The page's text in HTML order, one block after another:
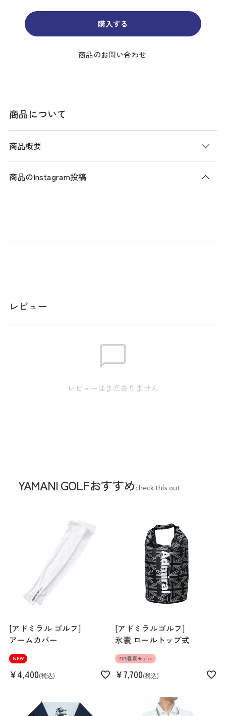
購入する
商品のお問い合わせ
商品について
商品概要
商品説明
アメリカで話題のスイング練習器、「X10 スイングトレーナ
グごとに実際のヘッドスピードが表示され、その場で確認す
ることができます。もちろん日本仕様なので「ｍ/ｓ」表示
スイングするとグリップ側からシャフト側にパーツが移動
し、手に軽い衝撃が伝わり、正しいリリースポイントを知る
するタイミングを設定できるので、あらゆるゴルファーに対
ニウム他（CRリチウムイオン電池内蔵）
シャフト：カーボン
350g
商品のInstagram投稿
レビュー
レビューはまだありません
YAMANI GOLFおすすめcheck this out
[アドミラル ゴルフ]
アームカバー
NEW
¥4,400 税込
[アドミラルゴルフ]
氷嚢 ロールトップ式
2025春夏モデル
¥7,700 税込